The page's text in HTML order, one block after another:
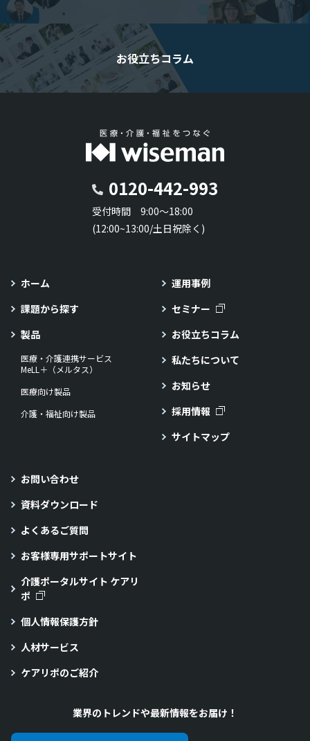
お役立ちコラム
0120-442-993
受付時間 9:00～18:00
(12:00~13:00/土日祝除く)
ホーム
課題から探す
製品
医療・介護連携サービス
MeLL＋（メルタス）
医療向け製品
介護・福祉向け製品
運用事例
セミナー
お役立ちコラム
私たちについて
お知らせ
採用情報
サイトマップ
お問い合わせ
資料ダウンロード
よくあるご質問
お客様専用サポートサイト
介護ポータルサイト ケアリ
ポ
個人情報保護方針
人材サービス
ケアリポのご紹介
業界のトレンドや最新情報をお届け！